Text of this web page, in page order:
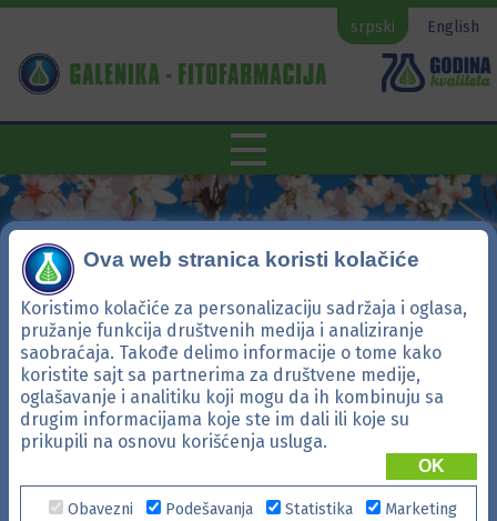
srpski English
Talisman
Ova web stranica koristi kolačiće
Koristimo kolačiće za personalizaciju sadržaja i oglasa,
pružanje funkcija društvenih medija i analiziranje
saobraćaja. Takođe delimo informacije o tome kako
koristite sajt sa partnerima za društvene medije,
oglašavanje i analitiku koji mogu da ih kombinuju sa
drugim informacijama koje ste im dali ili koje su
prikupili na osnovu korišćenja usluga.
OK
Obavezni Podešavanja Statistika Marketing